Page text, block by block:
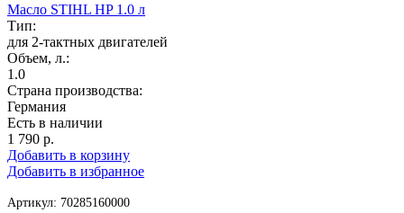
Масло STIHL HP 1.0 л
Тип:
для 2-тактных двигателей
Объем, л.:
1.0
Страна производства:
Германия
Есть в наличии
1 790 р.
Добавить в корзину
Добавить в избранное
Артикул: 70285160000